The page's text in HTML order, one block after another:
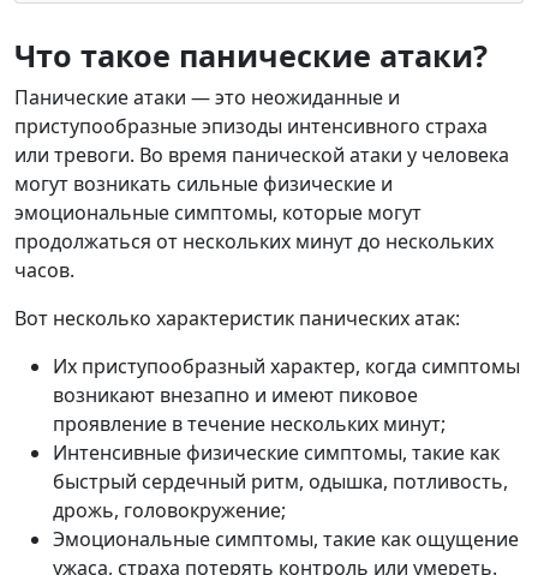
Что такое панические атаки?
Панические атаки — это неожиданные и
приступообразные эпизоды интенсивного страха
или тревоги. Во время панической атаки у человека
могут возникать сильные физические и
эмоциональные симптомы, которые могут
продолжаться от нескольких минут до нескольких
часов.
Вот несколько характеристик панических атак:
Их приступообразный характер, когда симптомы
возникают внезапно и имеют пиковое
проявление в течение нескольких минут;
Интенсивные физические симптомы, такие как
быстрый сердечный ритм, одышка, потливость,
дрожь, головокружение;
Эмоциональные симптомы, такие как ощущение
ужаса, страха потерять контроль или умереть.